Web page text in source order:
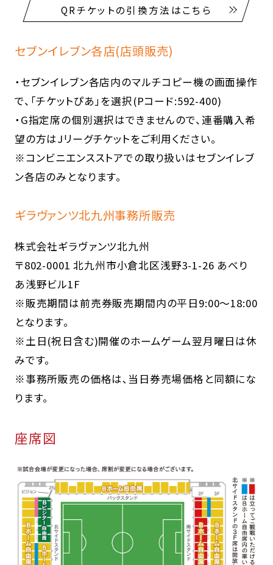
QRチケットの引換方法はこちら
セブンイレブン各店(店頭販売)
・セブンイレブン各店内のマルチコピー機の画面操作
で、「チケットぴあ」を選択(Pコード:592-400)
・G指定席の個別選択はできませんので、連番購入希
望の方はJリーグチケットをご利用ください。
※コンビニエンスストアでの取り扱いはセブンイレブ
ン各店のみとなります。
ギラヴァンツ北九州事務所販売
株式会社ギラヴァンツ北九州
〒802-0001 北九州市小倉北区浅野3-1-26 あべり
あ浅野ビル1F
※販売期間は前売券販売期間内の平日9:00～18:00
となります。
※土日(祝日含む)開催のホームゲーム翌月曜日は休
みです。
※事務所販売の価格は､当日券売場価格と同額にな
ります｡
座席図